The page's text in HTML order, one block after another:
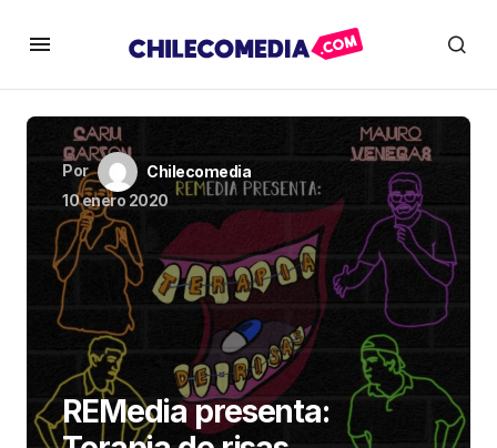
Por
Chilecomedia
10 enero 2020
REMedia presenta: